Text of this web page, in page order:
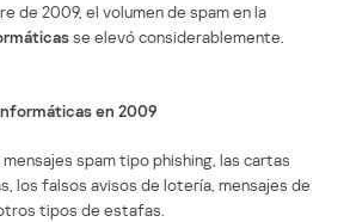
de 2009, el volumen de spam en la
se elevó considerablemente.
en 2009
spam tipo phishing, las cartas
los falsos avisos de lotería, mensajes de
tipos de estafas.